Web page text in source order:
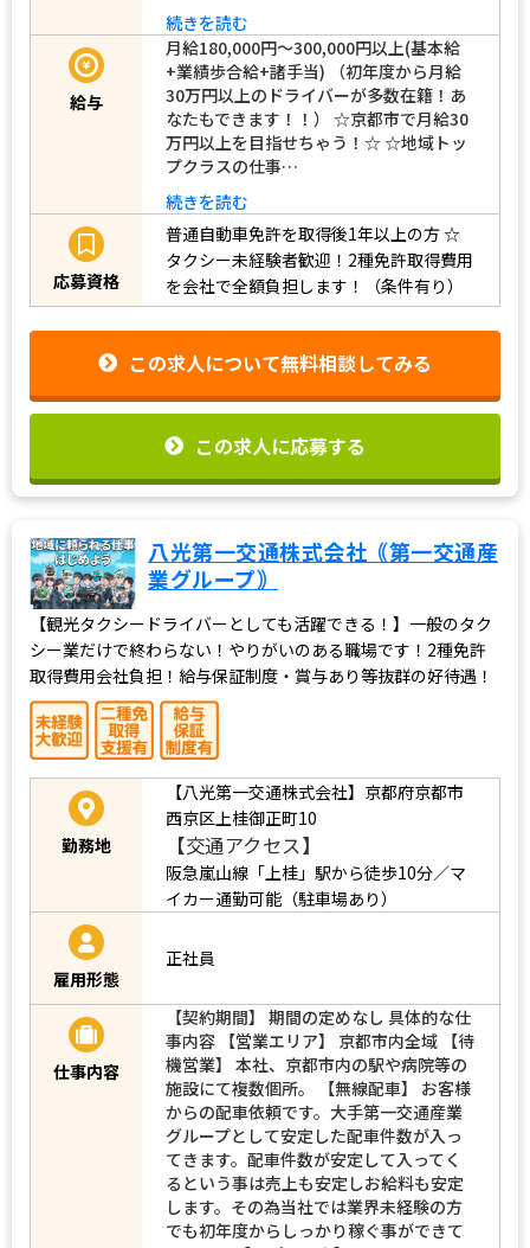
続きを読む
給与
月給180,000円～300,000円以上(基本給
+業績歩合給+諸手当) （初年度から月給
30万円以上のドライバーが多数在籍！あ
なたもできます！！） ☆京都市で月給30
万円以上を目指せちゃう！☆ ☆地域トッ
プクラスの仕事…
続きを読む
応募資格
普通自動車免許を取得後1年以上の方☆
タクシー未経験者歓迎！2種免許取得費用
を会社で全額負担します！（条件有り）
この求人について無料相談してみる
この求人に応募する
八光第一交通株式会社｟第一交通産
業グループ｠
【観光タクシードライバーとしても活躍できる！】一般のタク
シー業だけで終わらない！やりがいのある職場です！2種免許
取得費用会社負担！給与保証制度・賞与あり等抜群の好待遇！
勤務地
【八光第一交通株式会社】京都府京都市
西京区上桂御正町10
【交通アクセス】
阪急嵐山線「上桂」駅から徒歩10分／マ
イカー通勤可能（駐車場あり）
雇用形態
正社員
仕事内容
【契約期間】 期間の定めなし 具体的な仕
事内容 【営業エリア】 京都市内全域 【待
機営業】 本社、京都市内の駅や病院等の
施設にて複数個所。 【無線配車】 お客様
からの配車依頼です。大手第一交通産業
グループとして安定した配車件数が入っ
てきます。配車件数が安定して入ってく
るという事は売上も安定しお給料も安定
します。その為当社では業界未経験の方
でも初年度からしっかり稼ぐ事ができて